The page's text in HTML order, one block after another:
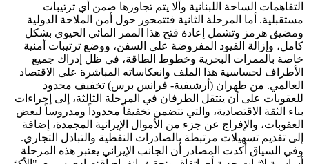
التفاهمات الساحة اللبنانية وألا يتم تجاوزها ضمن أي ترتيبات
مستقبلية. أما المرحلة الثانية فتتمحور حول أمن الملاحة الدولية
ومضيق هرمز وتشمل إعادة فتح هذا الممر المائي الحيوي بشكل
كامل، وإزالة القيود المفروضة على السفن، ووضع ترتيبات أمنية
خاصة بالممرات البحرية وخطوط الطاقة، في ظل إدراك جميع
الأطراف لحساسية هذا الملف وانعكاساته المباشرة على الاقتصاد
العالمي. من طهران (أرشيفية- فرانس برس) تخفيف محدود
للعقوبات على أن ينتقل الطرفان في المرحلة الثالثة، إلى إجراءات
بناء الثقة الاقتصادية، والتي تتضمن تخفيفاً محدوداً ومدروساً لبعض
العقوبات، والإفراج عن جزء من الأموال الإيرانية المجمدة، إضافة
إلى تقديم تسهيلات مرتبطة بالصادرات النفطية والتبادل التجاري.
وفي السياق أكدت المصادر أن الجانب الإيراني يعتبر هذه المرحلة